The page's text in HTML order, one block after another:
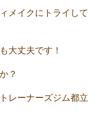
メイクにトライして
大丈夫です！
？
レーナーズジム都立